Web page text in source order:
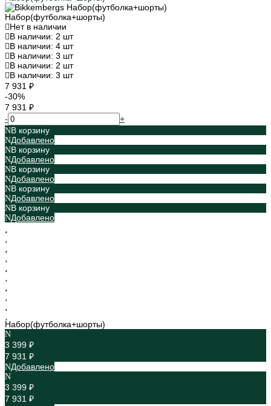
Набор(футболка+шорты)
Нет в наличии
В наличии: 2 шт
В наличии: 4 шт
В наличии: 3 шт
В наличии: 2 шт
В наличии: 3 шт
7 931 ₽
-30%
7 931 ₽
-
+
В корзину
Добавлено
В корзину
Добавлено
В корзину
Добавлено
В корзину
Добавлено
В корзину
Добавлено
Набор(футболка+шорты)
3 399 ₽
7 931 ₽
Добавлено
3 399 ₽
7 931 ₽